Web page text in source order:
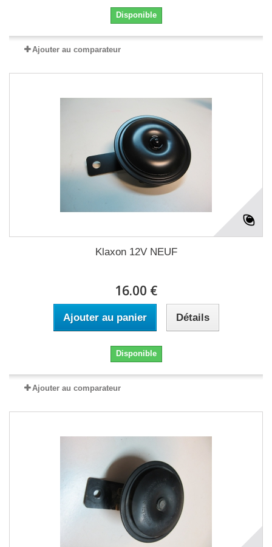
Disponible
Ajouter au comparateur
Klaxon 12V NEUF
16.00 €
Ajouter au panier Détails
Disponible
Ajouter au comparateur